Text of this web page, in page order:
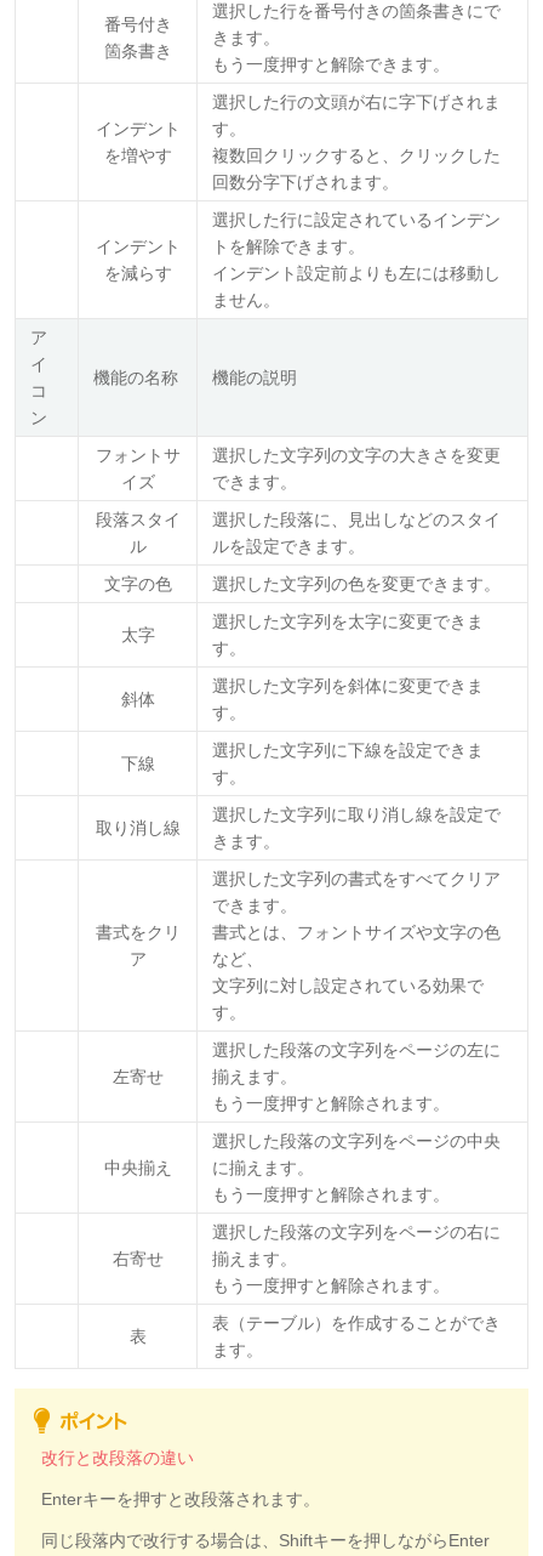
番号付き
箇条書き
選択した行を番号付きの箇条書きにで
きます。
もう一度押すと解除できます。
インデント
を増やす
選択した行の文頭が右に字下げされま
す。
複数回クリックすると、クリックした
回数分字下げされます。
インデント
を減らす
選択した行に設定されているインデン
トを解除できます。
インデント設定前よりも左には移動し
ません。
ア
イ
コ
ン
機能の名称 機能の説明
フォントサ
イズ
選択した文字列の文字の大きさを変更
できます。
段落スタイ
ル
選択した段落に、見出しなどのスタイ
ルを設定できます。
文字の色
選択した文字列の色を変更できます。
太字
選択した文字列を太字に変更できま
す。
斜体
選択した文字列を斜体に変更できま
す。
下線
選択した文字列に下線を設定できま
す。
取り消し線
選択した文字列に取り消し線を設定で
きます。
書式をクリ
ア
選択した文字列の書式をすべてクリア
できます。
書式とは、フォントサイズや文字の色
など、
文字列に対し設定されている効果で
す。
左寄せ
選択した段落の文字列をページの左に
揃えます。
もう一度押すと解除されます。
中央揃え
選択した段落の文字列をページの中央
に揃えます。
もう一度押すと解除されます。
右寄せ
選択した段落の文字列をページの右に
揃えます。
もう一度押すと解除されます。
表
表（テーブル）を作成することができ
ます。
改行と改段落の違い
Enterキーを押すと改段落されます。
同じ段落内で改行する場合は、Shiftキーを押しながらEnter